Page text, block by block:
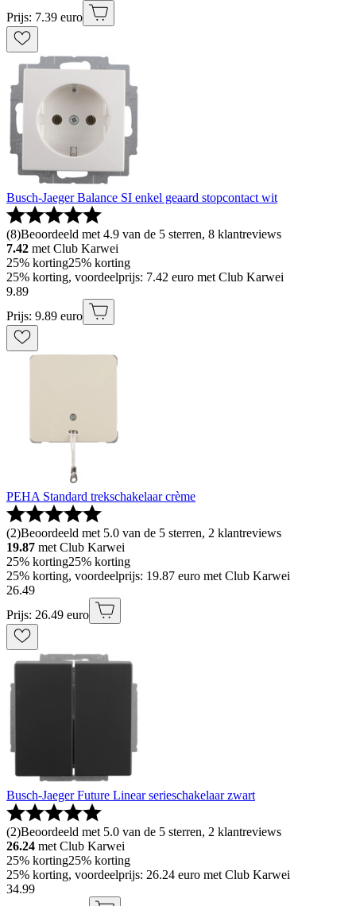
Prijs: 7.39 euro
Busch-Jaeger Balance SI enkel geaard stopcontact wit
(8)Beoordeeld met 4.9 van de 5 sterren, 8 klantreviews
7.42 met Club Karwei
25% korting25% korting
25% korting, voordeelprijs: 7.42 euro met Club Karwei
9.89
Prijs: 9.89 euro
PEHA Standard trekschakelaar crème
(2)Beoordeeld met 5.0 van de 5 sterren, 2 klantreviews
19.87 met Club Karwei
25% korting25% korting
25% korting, voordeelprijs: 19.87 euro met Club Karwei
26.49
Prijs: 26.49 euro
Busch-Jaeger Future Linear serieschakelaar zwart
(2)Beoordeeld met 5.0 van de 5 sterren, 2 klantreviews
26.24 met Club Karwei
25% korting25% korting
25% korting, voordeelprijs: 26.24 euro met Club Karwei
34.99